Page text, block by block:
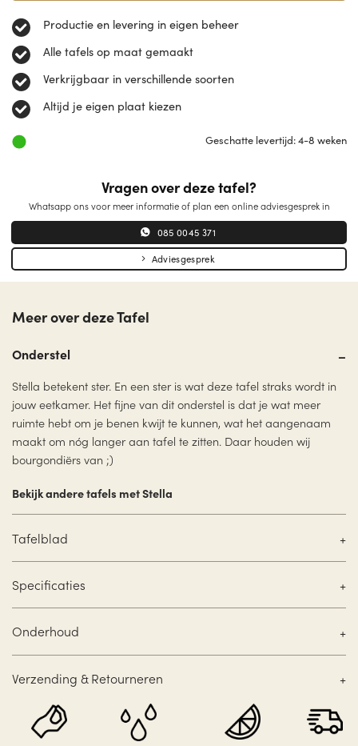
Productie en levering in eigen beheer
Alle tafels op maat gemaakt
Verkrijgbaar in verschillende soorten
Altijd je eigen plaat kiezen
Geschatte levertijd: 4-8 weken
Vragen over deze tafel?
Whatsapp ons voor meer informatie of plan een online adviesgesprek in
085 0045 371
Adviesgesprek
Meer over deze Tafel
Onderstel
Stella betekent ster. En een ster is wat deze tafel straks wordt in
jouw eetkamer. Het fijne van dit onderstel is dat je wat meer
ruimte hebt om je benen kwijt te kunnen, wat het aangenaam
maakt om nóg langer aan tafel te zitten. Daar houden wij
bourgondiërs van ;)
Bekijk andere tafels met Stella
Tafelblad
Specificaties
Onderhoud
Verzending & Retourneren